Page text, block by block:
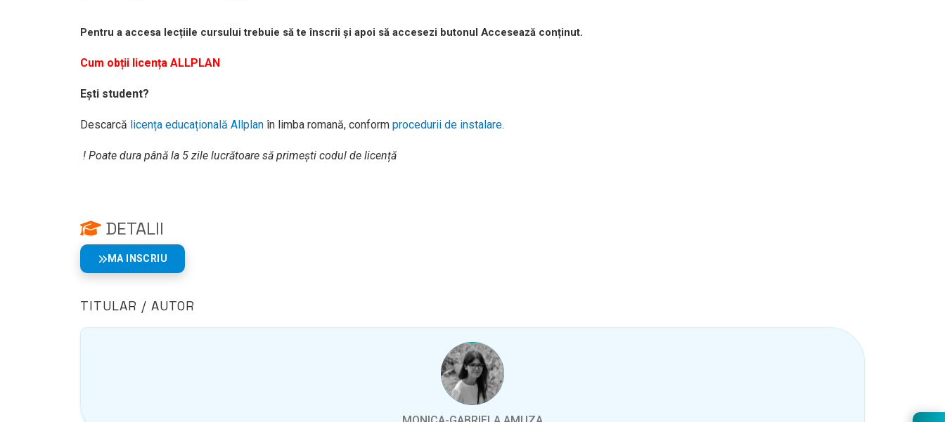
Pentru a accesa lecțiile cursului trebuie să te înscrii și apoi să accesezi butonul Accesează conținut.
Cum obții licența ALLPLAN
Ești student?
Descarcă licența educațională Allplan în limba romană, conform procedurii de instalare.
! Poate dura până la 5 zile lucrătoare să primești codul de licență
DETALII
MA INSCRIU
TITULAR / AUTOR